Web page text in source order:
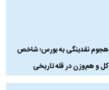
هجوم نقدینگی به بورس؛ شاخص
کل و هم‌وزن در قله تاریخی